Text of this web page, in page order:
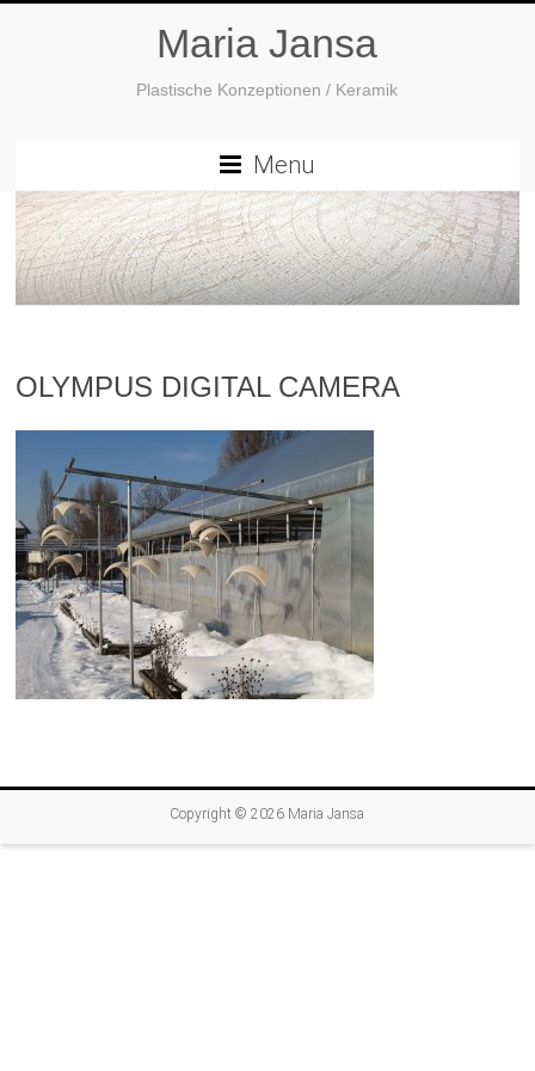
Maria Jansa
Plastische Konzeptionen / Keramik
Menu
OLYMPUS DIGITAL CAMERA
Copyright © 2026 Maria Jansa